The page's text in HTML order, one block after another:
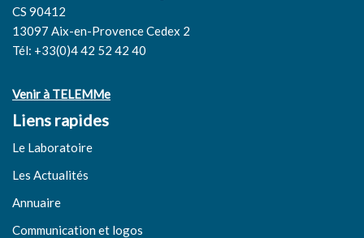
CS 90412
13097 Aix-en-Provence Cedex 2
Tél: +33(0)4 42 52 42 40
Venir à TELEMMe
Liens rapides
Le Laboratoire
Les Actualités
Annuaire
Communication et logos